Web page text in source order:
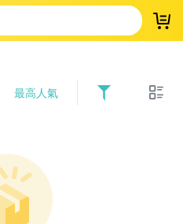
登
最高人氣